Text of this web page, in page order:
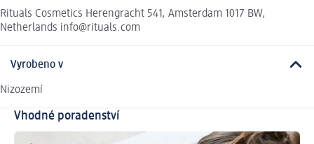
Rituals Cosmetics Herengracht 541, Amsterdam 1017 BW,
Netherlands info@rituals.com
Vyrobeno v
Nizozemí
Vhodné poradenství